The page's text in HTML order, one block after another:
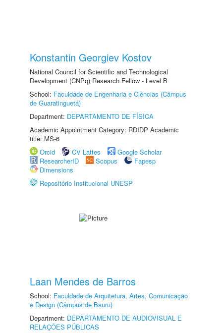
Konstantin Georgiev Kostov
National Council for Scientific and Technological
Development (CNPq) Research Fellow - Level B
School: Faculdade de Engenharia e Ciências (Câmpus
de Guaratinguetá)
Department: DEPARTAMENTO DE FÍSICA
Academic Appointment Category: RDIDP Academic
title: MS-6
Orcid
CV Lattes
Google Scholar
ResearcherID
Scopus
Fapesp
Dimensions
Repositório Institucional UNESP
Laan Mendes de Barros
School: Faculdade de Arquitetura, Artes, Comunicação
e Design (Câmpus de Bauru)
Department: DEPARTAMENTO DE AUDIOVISUAL E
RELAÇÕES PÚBLICAS